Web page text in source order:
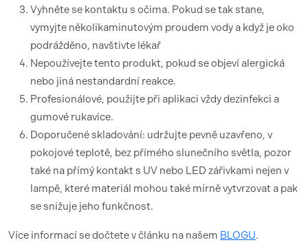
Vyhněte se kontaktu s očima. Pokud se tak stane,
vymyjte několikaminutovým proudem vody a když je oko
podrážděno, navštivte lékař
Nepoužívejte tento produkt, pokud se objeví alergická
nebo jiná nestandardní reakce.
Profesionálové, použijte při aplikaci vždy dezinfekci a
gumové rukavice.
Doporučené skladování: udržujte pevně uzavřeno, v
pokojové teplotě, bez přímého slunečního světla, pozor
také na přímý kontakt s UV nebo LED zářivkami nejen v
lampě, které materiál mohou také mírně vytvrzovat a pak
se snižuje jeho funkčnost.
Více informací se dočtete v článku na našem BLOGU.